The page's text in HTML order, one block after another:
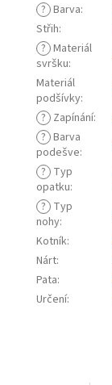
? Barva:
Střih:
? Materiál
svršku:
Materiál
podšívky:
? Zapínání:
? Barva
podešve:
? Typ
opatku:
? Typ
nohy:
Kotník:
Nárt:
Pata:
Určení: